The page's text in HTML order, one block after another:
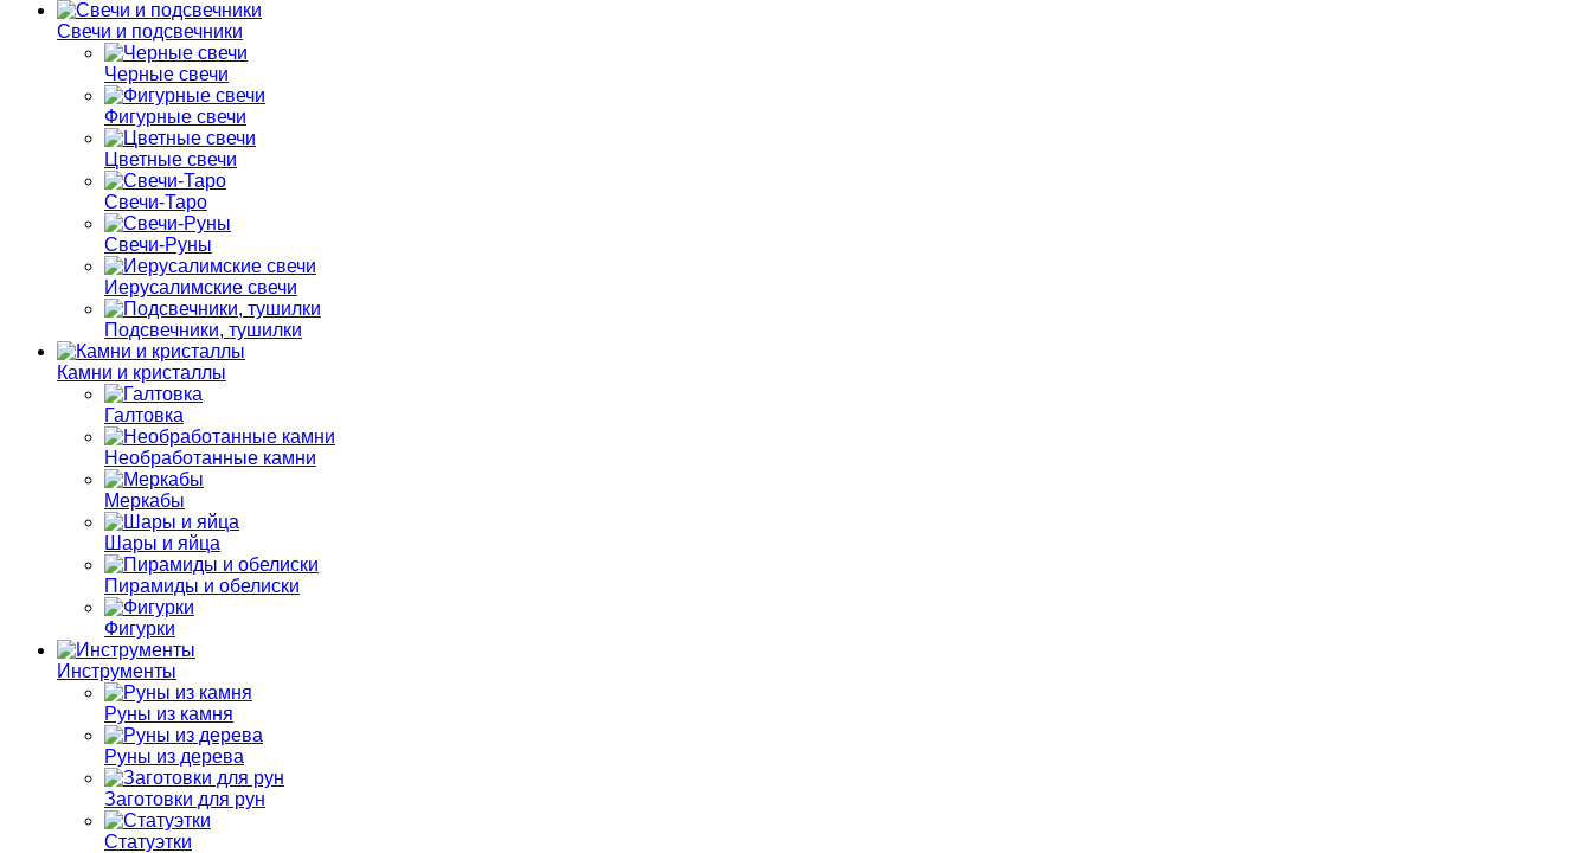
Свечи и подсвечники
Черные свечи
Фигурные свечи
Цветные свечи
Свечи-Таро
Свечи-Руны
Иерусалимские свечи
Подсвечники, тушилки
Камни и кристаллы
Галтовка
Необработанные камни
Меркабы
Шары и яйца
Пирамиды и обелиски
Фигурки
Инструменты
Руны из камня
Руны из дерева
Заготовки для рун
Статуэтки